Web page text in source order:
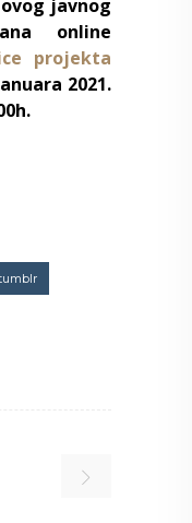
javnog
online
projekta
2021.